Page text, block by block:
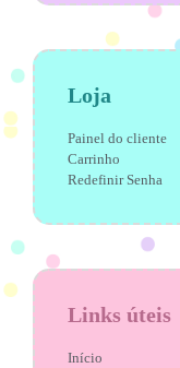
Loja
Painel do cliente
Carrinho
Redefinir Senha
Links úteis
Início